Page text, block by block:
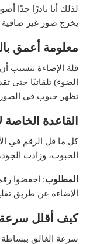
لذلك أنا نادرًا جدًا
يخرج صور غير صافية
معلومة أعمق
قلة الإضاءة تتسبب
الضوء) تلقائيًا حتى
تظهر حبوب في
القاعدة الخاصة
كل ما قل الرقم في
الحبوب، وزادت
المطلوب: اخفضوا
الإضاءة عن طريق
كيف أقلل سرعة
سرعة الغالق